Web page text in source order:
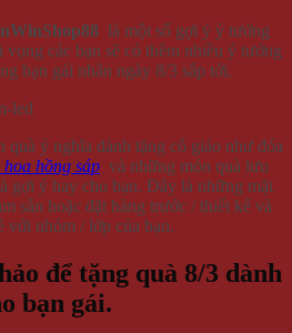
là một số gợi ý ý tưởng
các bạn sẽ có thêm nhiều ý tưởng
bạn gái nhân ngày 8/3 sắp tới.
quà ý nghĩa dành tặng cô giáo như đóa
hồng sáp và những món quà lưu
gợi ý hay cho bạn. Đây là những mặt
sẵn hoặc đặt hàng trước / thiết kế và
với nhóm / lớp của bạn.
để tặng quà 8/3 dành
bạn gái.